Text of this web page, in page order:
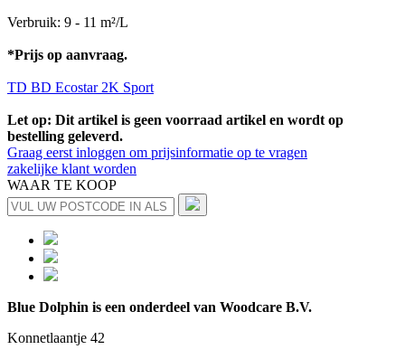
Verbruik: 9 - 11 m²/L
*Prijs op aanvraag.
TD BD Ecostar 2K Sport
Let op: Dit artikel is geen voorraad artikel en wordt op
bestelling geleverd.
Graag eerst inloggen om prijsinformatie op te vragen
zakelijke klant worden
WAAR TE KOOP
Blue Dolphin is een onderdeel van Woodcare B.V.
Konnetlaantje 42